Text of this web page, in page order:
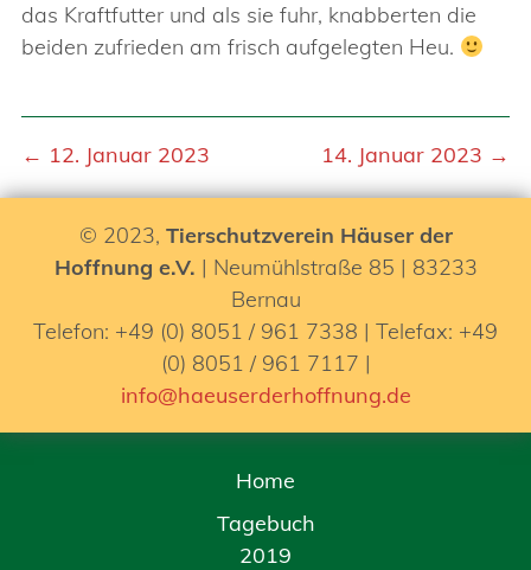
das Kraftfutter und als sie fuhr, knabberten die
beiden zufrieden am frisch aufgelegten Heu.
← 12. Januar 2023 14. Januar 2023 →
© 2023, Tierschutzverein Häuser der
Hoffnung e.V. | Neumühlstraße 85 | 83233
Bernau
Telefon: +49 (0) 8051 / 961 7338 | Telefax: +49
(0) 8051 / 961 7117 |
info@haeuserderhoffnung.de
Home
Tagebuch
2019